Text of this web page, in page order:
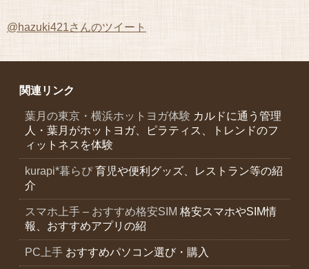
@hazuki421さんのツイート
関連リンク
葉月の東京・横浜ホットヨガ体験 カルドに通う管理
人・葉月がホットヨガ、ピラティス、トレンドのフ
ィットネスを体験
kurapi*暮らぴ育児や便利グッズ、レストラン等の紹
介
スマホ上手 – おすすめ格安SIM 格安スマホやSIM情
報、おすすめアプリの紹
PC上手 おすすめパソコン選び・購入